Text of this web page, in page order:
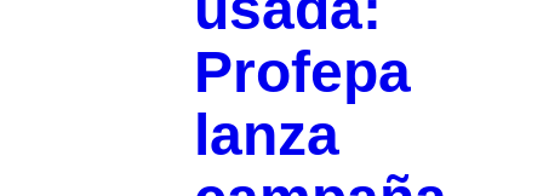
Profepa
lanza